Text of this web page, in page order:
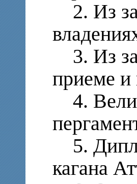
2. Из
3. Из
приеме и
4.
5.
кагана